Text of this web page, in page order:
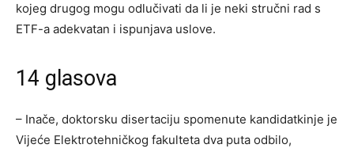
kojeg drugog mogu odlučivati da li je neki stručni rad s
ETF-a adekvatan i ispunjava uslove.
14 glasova
– Inače, doktorsku disertaciju spomenute kandidatkinje je
Vijeće Elektrotehničkog fakulteta dva puta odbilo,